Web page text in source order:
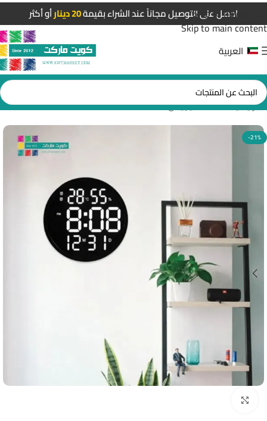
Skip to navigation
Skip to main content
احصل على التوصيل مجاناً عند الشراء بقيمة20 دينار أو أكثر
العربية
الرئيسية/ساعات ديجيتال
-21%